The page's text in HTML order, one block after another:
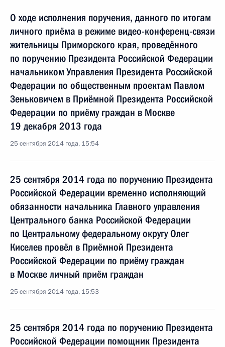
О ходе исполнения поручения, данного по итогам
личного приёма в режиме видео-конференц-связи
жительницы Приморского края, проведённого
по поручению Президента Российской Федерации
начальником Управления Президента Российской
Федерации по общественным проектам Павлом
Зеньковичем в Приёмной Президента Российской
Федерации по приёму граждан в Москве
19 декабря 2013 года
25 сентября 2014 года, 15:54
25 сентября 2014 года по поручению Президента
Российской Федерации временно исполняющий
обязанности начальника Главного управления
Центрального банка Российской Федерации
по Центральному федеральному округу Олег
Киселев провёл в Приёмной Президента
Российской Федерации по приёму граждан
в Москве личный приём граждан
25 сентября 2014 года, 15:53
25 сентября 2014 года по поручению Президента
Российской Федерации помощник Президента